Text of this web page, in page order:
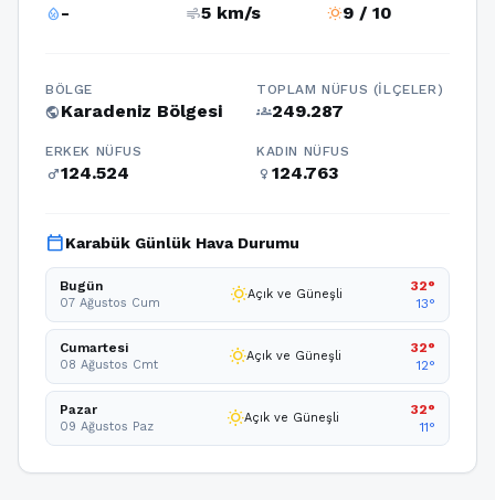
humidity_percentage- air5 km/s wb_sunny9 / 10
BÖLGE
publicKaradeniz Bölgesi
TOPLAM NÜFUS (İLÇELER)
groups249.287
ERKEK NÜFUS
male124.524
KADIN NÜFUS
female 124.763
calendar_todayKarabük Günlük Hava Durumu
Bugün
07 Ağustos Cum wb_sunnyAçık ve Güneşli
32°
13°
Cumartesi
08 Ağustos Cmt wb_sunnyAçık ve Güneşli
32°
12°
Pazar
09 Ağustos Paz wb_sunnyAçık ve Güneşli
32°
11°